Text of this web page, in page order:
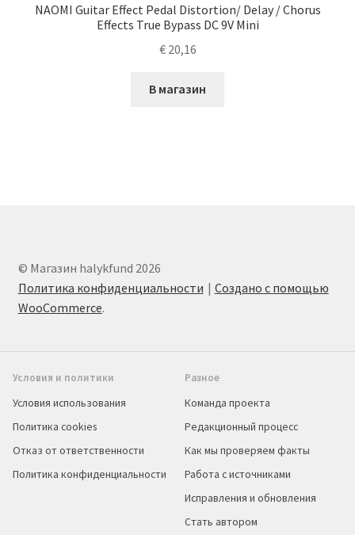
NAOMI Guitar Effect Pedal Distortion/ Delay / Chorus
Effects True Bypass DC 9V Mini
€20,16
В магазин
© Магазин halykfund 2026
Политика конфиденциальности
Создано с помощью
WooCommerce.
Условия и политики
Условия использования
Политика cookies
Отказ от ответственности
Политика конфиденциальности
Разное
Команда проекта
Редакционный процесс
Как мы проверяем факты
Работа с источниками
Исправления и обновления
Стать автором